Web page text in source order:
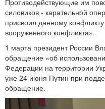
Противодействующие им
силовиков - карательной
присвоил данному
вооруженного конфликта».
1 марта президент России
обращение «об
Федерации на территории
уже 24 июня Путин при
обращение.